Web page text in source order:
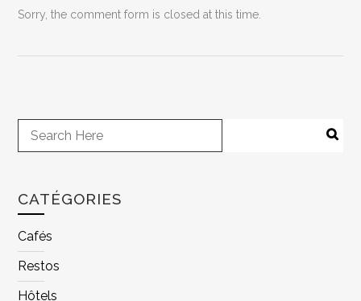
Sorry, the comment form is closed at this time.
CATÉGORIES
Cafés
Restos
Hôtels